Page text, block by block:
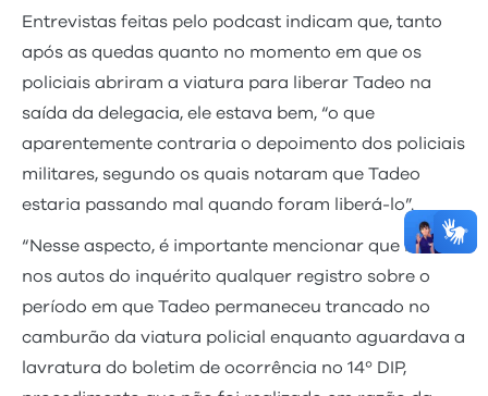
Entrevistas feitas pelo podcast indicam que, tanto
após as quedas quanto no momento em que os
policiais abriram a viatura para liberar Tadeo na
saída da delegacia, ele estava bem, “o que
aparentemente contraria o depoimento dos policiais
militares, segundo os quais notaram que Tadeo
estaria passando mal quando foram liberá-lo”.
“Nesse aspecto, é importante mencionar que não há
nos autos do inquérito qualquer registro sobre o
período em que Tadeo permaneceu trancado no
camburão da viatura policial enquanto aguardava a
lavratura do boletim de ocorrência no 14º DIP,